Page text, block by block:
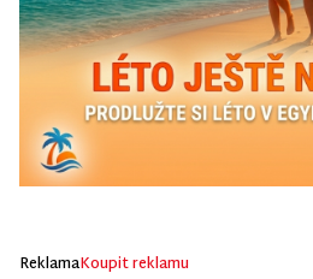
ReklamaKoupit reklamu